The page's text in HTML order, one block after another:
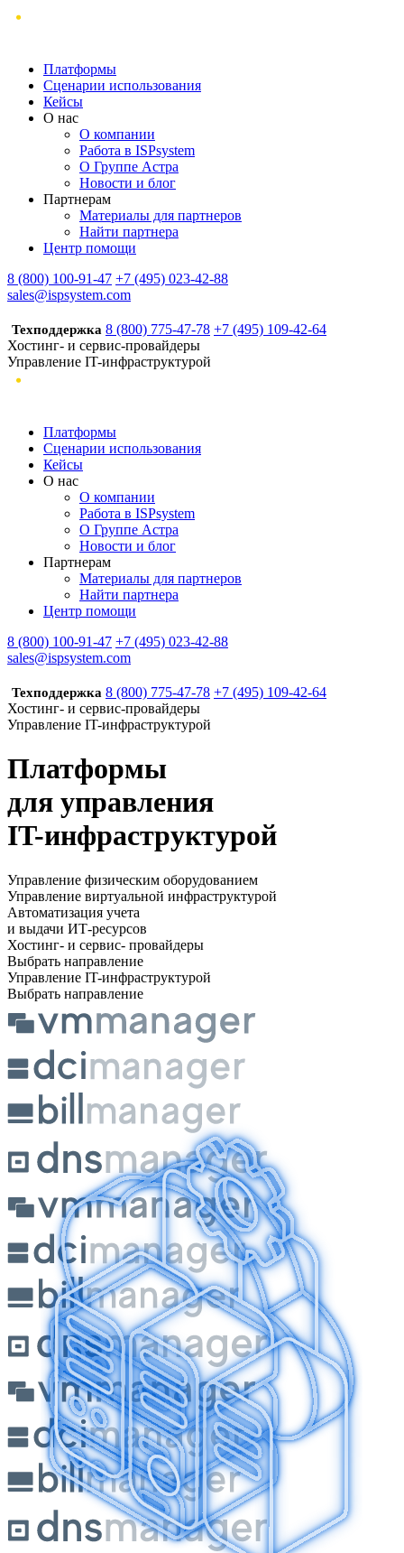
Платформы
Сценарии использования
Кейсы
О нас
О компании
Работа в ISPsystem
О Группе Астра
Новости и блог
Партнерам
Материалы для партнеров
Найти партнера
Центр помощи
8 (800) 100-91-47 +7 (495) 023-42-88
sales@ispsystem.com
Техподдержка 8 (800) 775-47-78 +7 (495) 109-42-64
Хостинг- и сервис-провайдеры
Управление IT-инфраструктурой
Платформы
Сценарии использования
Кейсы
О нас
О компании
Работа в ISPsystem
О Группе Астра
Новости и блог
Партнерам
Материалы для партнеров
Найти партнера
Центр помощи
8 (800) 100-91-47 +7 (495) 023-42-88
sales@ispsystem.com
Техподдержка 8 (800) 775-47-78 +7 (495) 109-42-64
Хостинг- и сервис-провайдеры
Управление IT-инфраструктурой
Платформы
для управления
IT⁠-⁠инфраструктурой
Управление физическим оборудованием
Управление виртуальной инфраструктурой
Автоматизация учета
и выдачи ИТ⁠-⁠ресурсов
Хостинг- и сервис- провайдеры
Выбрать направление
Управление IT⁠-⁠инфраструктурой
Выбрать направление